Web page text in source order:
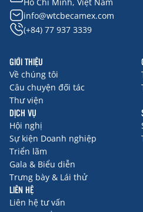
info@wtcbecamex.com
(+84) 77 937 3339
GIỚI THIỆU
Về chúng tôi
Câu chuyện đối tác
Thư viện
DỊCH VỤ
Hội nghị
Sự kiện Doanh nghiệp
Triển lãm
Gala & Biểu diễn
Trưng bày & Lái thử
LIÊN HỆ
Liên hệ tư vấn